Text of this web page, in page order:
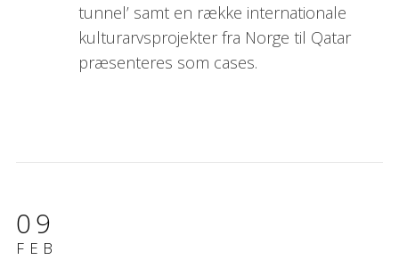
tunnel’ samt en række internationale
kulturarvsprojekter fra Norge til Qatar
præsenteres som cases.
09
FEB